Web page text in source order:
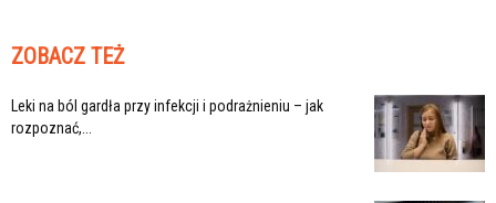
ZOBACZ TEŻ
Leki na ból gardła przy infekcji i podrażnieniu – jak
rozpoznać,...